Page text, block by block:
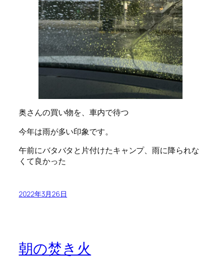
奥さんの買い物を、車内で待つ
今年は雨が多い印象です。
午前にバタバタと片付けたキャンプ、雨に降られな
くて良かった
2022年3月26日
朝の焚き火